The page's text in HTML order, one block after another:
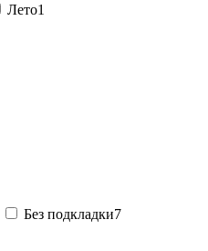
Лето1
Без подкладки7